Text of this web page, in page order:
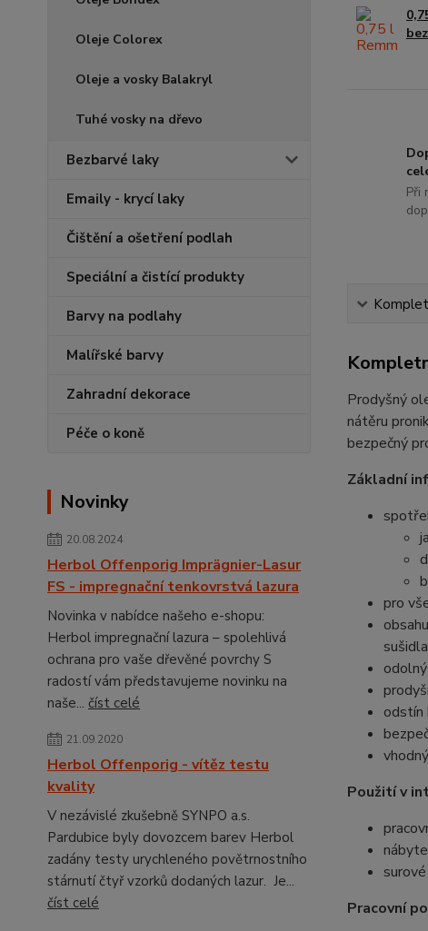
Oleje Colorex
Oleje a vosky Balakryl
Tuhé vosky na dřevo
Bezbarvé laky
Emaily - krycí laky
Čištění a ošetření podlah
Speciální a čistící produkty
Barvy na podlahy
Malířské barvy
Zahradní dekorace
Péče o koně
Novinky
20.08.2024
Herbol Offenporig Imprägnier-Lasur
FS - impregnační tenkovrstvá lazura
Novinka v nabídce našeho e-shopu:
Herbol impregnační lazura – spolehlivá
ochrana pro vaše dřevěné povrchy S
radostí vám představujeme novinku na
naše... číst celé
21.09.2020
Herbol Offenporig - vítěz testu
kvality
V nezávislé zkušebně SYNPO a.s.
Pardubice byly dovozcem barev Herbol
zadány testy urychleného povětrnostního
stárnutí čtyř vzorků dodaných lazur. Je...
číst celé
Při
Prodyšný
nátěru
bezpečný
Základní
pro
odstín
Použití v
Pracovní